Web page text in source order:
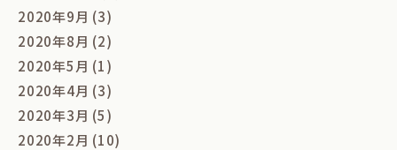
2020年9月 (3)
2020年8月 (2)
2020年5月 (1)
2020年4月 (3)
2020年3月 (5)
2020年2月 (10)